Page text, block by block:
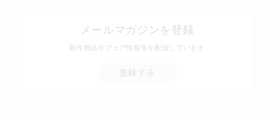
メールマガジンを登録
新作商品やフェア情報等を配信しています
登録する